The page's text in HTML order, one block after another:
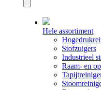
Hele assortiment
Stofzuigers
Industrieel
Raam- en